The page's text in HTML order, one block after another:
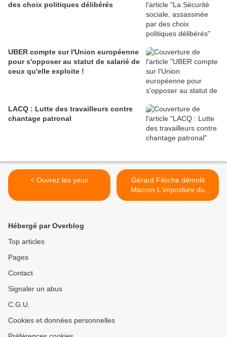
des choix politiques délibérés
UBER compte sur l'Union européenne
pour s'opposer au statut de salarié de
ceux qu'elle exploite !
LACQ : Lutte des travailleurs contre
chantage patronal
< Ouvrez les yeux
Gérard Filoche démolit
Macron L'imposture du
président décodée >
Hébergé par Overblog
Top articles
Pages
Contact
Signaler un abus
C.G.U.
Cookies et données personnelles